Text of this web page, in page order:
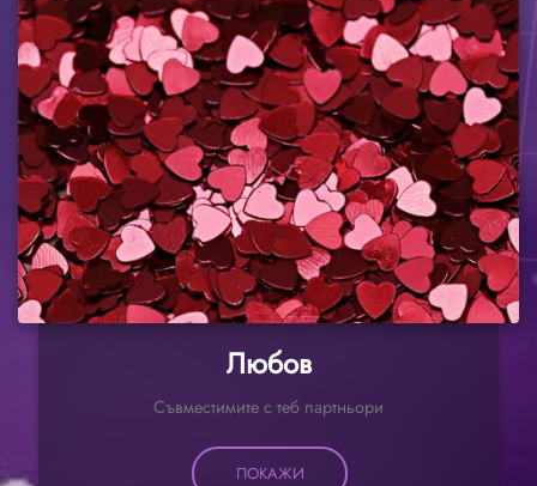
Любов
Съвместимите с теб партньори
ПОКАЖИ